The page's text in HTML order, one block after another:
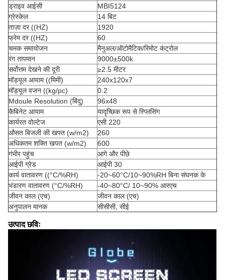
ड्राइव आईसी
MBI5124
ग्रेस्केल
14 बिट
ताज़ा दर ((HZ)
1920
फ्रेम दर ((HZ)
60
चमक समायोजन
मैनुअल/ऑटोमैटिक/रिमोट कंट्रोल
रंग तापमान
9000±500k
सर्वोत्तम देखने की दूरी
≥2.5 मीटर
मॉड्यूल आयाम ((मिमी)
240x120x7
मॉड्यूल वजन ((kg/pc)
0.2
Mdoule Resolution (बिंदु)
96x48
कैबिनेट आयाम
यादृच्छिक रूप से स्प्लिसिंग
कार्यरत वोल्टेज
एसी 220
औसत बिजली की खपत (w/m2)
260
अधिकतम शक्ति खपत (w/m2)
600
गंभीर पहुंच
आगे और पीछे
आईपी ग्रेड
आईपी 30
कार्य वातावरण ((°C/%RH)
-20~60°C/10~90%RH बिना संघनक के
भंडारण वातावरण (°C/%RH)
-40~80°C/ 10~90% आरएच
जीवन काल (एच)
जीवन काल (एच)
अनुपालन मानक
सीसीसी, सीई
उत्पाद छविः